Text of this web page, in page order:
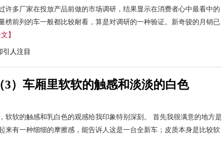
许多厂家在投放产品前做的市场调研，结果显示在消费者心中最看中的
榜前列的车一般都比较耐看，算是对调研的一种验证。新奇骏的月销已
】
3）车厢里软软的触感和淡淡的白色
软软的触感和乳白色的观感给我印象特别深刻。 首先我很满意的地方是
来有一种细细的摩擦感，能告诉人这是一台全新车；皮质本身是比较软